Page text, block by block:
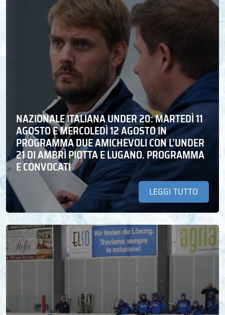
NAZIONALE ITALIANA UNDER 20: MARTEDÌ 11
AGOSTO E MERCOLEDÌ 12 AGOSTO IN
PROGRAMMA DUE AMICHEVOLI CON L’UNDER
21 DI AMBRÌ PIOTTA E LUGANO. PROGRAMMA
E CONVOCATI
LEGGI TUTTO